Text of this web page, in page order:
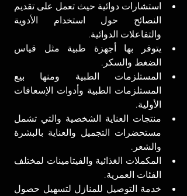
والتفاعلات الدوائية.
الضغط والسكر.
الأولية.
والشعر.
الفئات العمرية.